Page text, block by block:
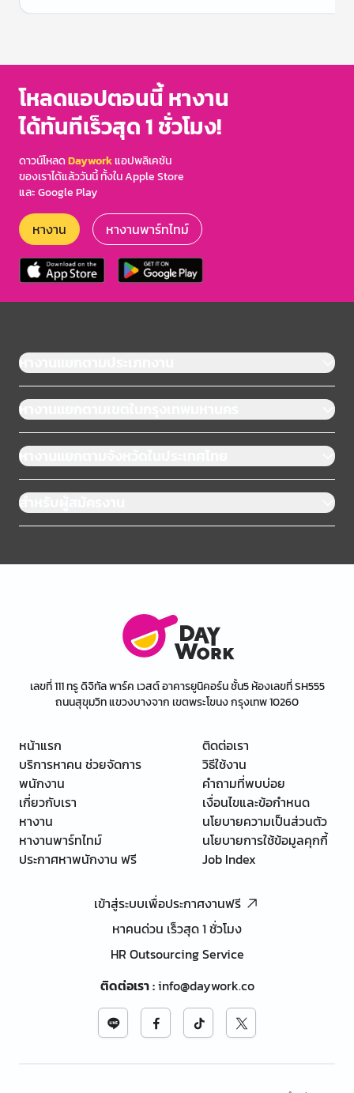
of
โหลดแอปตอนนี้ หางาน
ได้ทันทีเร็วสุด 1 ชั่วโมง!
ดาวน์โหลดDayworkแอปพลิเคชัน
ของเราได้แล้ววันนี้ ทั้งใน Apple Store
และ Google Play
หางาน หางานพาร์ทไทม์
หางานแยกตามประเภทงาน
หางานแยกตามเขตในกรุงเทพมหานคร
หางานแยกตามจังหวัดในประเทศไทย
สำหรับผู้สมัครงาน
เลขที่ 111 ทรู ดิจิทัล พาร์ค เวสต์ อาคารยูนิคอร์น ชั้น5 ห้องเลขที่ SH555
ถนนสุขุมวิท แขวงบางจาก เขตพระโขนง กรุงเทพ 10260
หน้าแรก
บริการหาคน ช่วยจัดการ
พนักงาน
เกี่ยวกับเรา
หางาน
หางานพาร์ทไทม์
ประกาศหาพนักงาน ฟรี
ติดต่อเรา
วิธีใช้งาน
คำถามที่พบบ่อย
เงื่อนไขและข้อกำหนด
นโยบายความเป็นส่วนตัว
นโยบายการใช้ข้อมูลคุกกี้
Job Index
เข้าสู่ระบบเพื่อประกาศงานฟรี
หาคนด่วน เร็วสุด 1 ชั่วโมง
HR Outsourcing Service
ติดต่อเรา:info@daywork.co